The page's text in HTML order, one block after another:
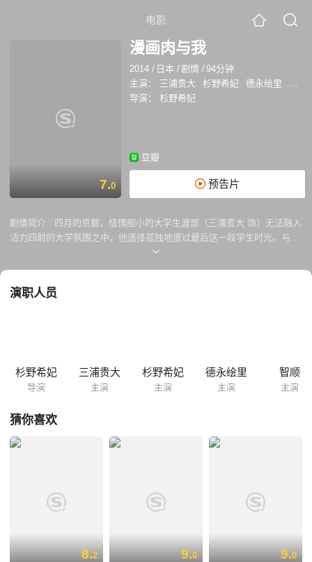
电影
7.0
漫画肉与我
2014 / 日本 /剧情 /94分钟
主演：
三浦贵大 杉野希妃 德永绘里
智顺
导演：
杉野希妃
豆瓣
预告片
剧情简介 : 四月的京都，怯懦胆小的大学生渡部（三浦贵大 饰）无法融入
活力四射的大学氛围之中，他选择孤独地度过最后这一段学生时光。与渡
部就读同所大学的熊堀理美（杉野希妃 饰），因为肥胖臃肿的身材而遭到
时遇到的女孩菜子（德永绘里 饰）所吸引。年轻人的彷徨爱情故事，不知
演职人员
杉野希妃
导演
三浦贵大
主演
杉野希妃
主演
德永绘里
主演
智顺
主演
猜你喜欢
8.2 9.0 9.0